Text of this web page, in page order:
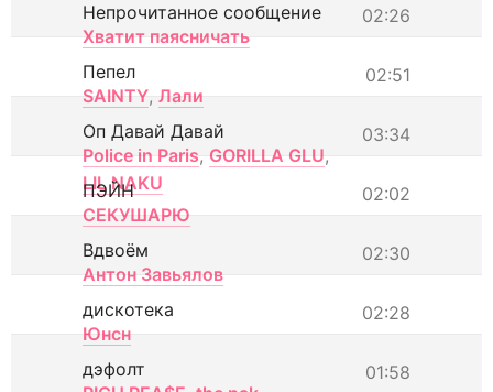
02:26
Непрочитанное сообщение
Хватит паясничать
02:51
Пепел
SAINTY, Лали
03:34
Оп Давай Давай
Police in Paris, GORILLA GLU,
LIL NAKU
02:02
ПЭЙН
СЕКУШАРЮ
02:30
Вдвоём
Антон Завьялов
02:28
дискотека
Юнсн
01:58
дэфолт